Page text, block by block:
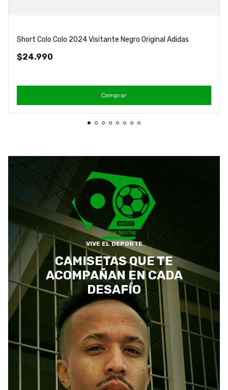
Short Colo Colo 2024 Visitante Negro Original Adidas
$24.990
Comprar
VIVE EL DEPORTE
CAMISETAS QUE TE
ACOMPAÑAN EN CADA
DESAFÍO